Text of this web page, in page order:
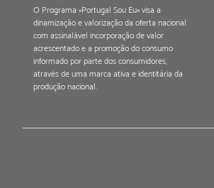
O Programa «Portugal Sou Eu» visa a
dinamização e valorização da oferta nacional
com assinalável incorporação de valor
acrescentado e a promoção do consumo
informado por parte dos consumidores,
através de uma marca ativa e identitária da
produção nacional.